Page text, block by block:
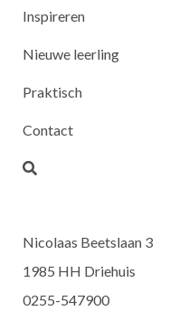
Inspireren
Nieuwe leerling
Praktisch
Contact
Nicolaas Beetslaan 3
1985 HH Driehuis
0255-547900